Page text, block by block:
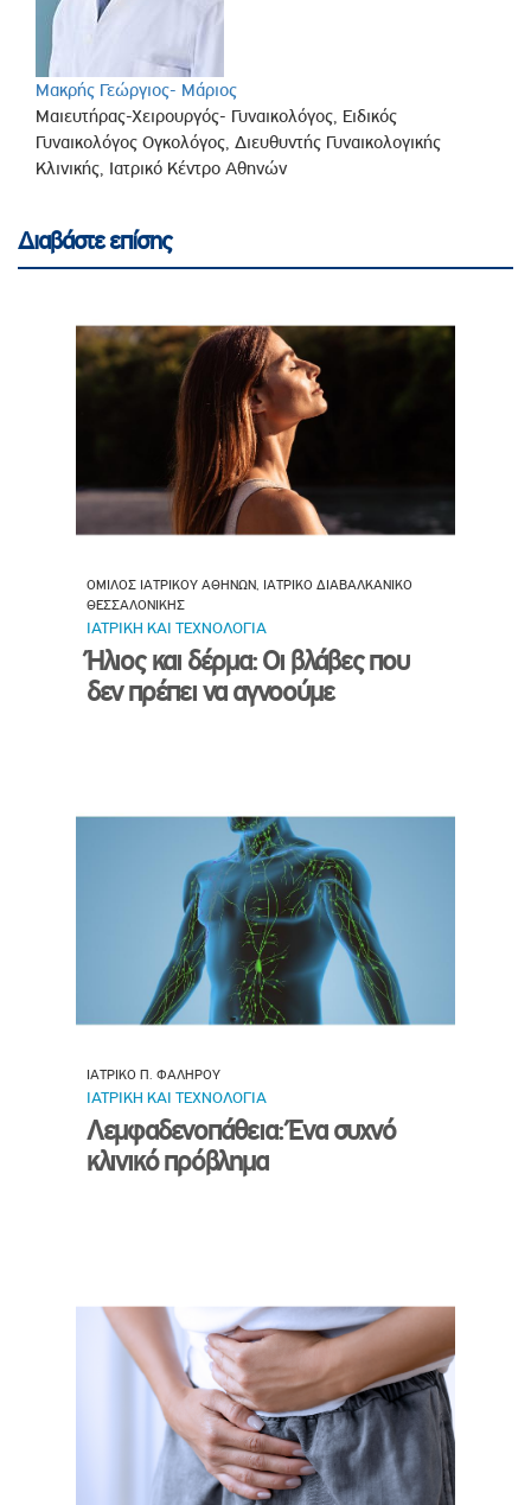
Μακρής Γεώργιος- Μάριος
Μαιευτήρας-Χειρουργός- Γυναικολόγος, Ειδικός
Γυναικολόγος Ογκολόγος, Διευθυντής Γυναικολογικής
Κλινικής, Ιατρικό Κέντρο Αθηνών
Διαβάστε επίσης
ΟΜΙΛΟΣ ΙΑΤΡΙΚΟΥ ΑΘΗΝΩΝ, ΙΑΤΡΙΚΟ ΔΙΑΒΑΛΚΑΝΙΚΟ
ΘΕΣΣΑΛΟΝΙΚΗΣ
ΙΑΤΡΙΚΗ ΚΑΙ ΤΕΧΝΟΛΟΓΙΑ
Ήλιος και δέρμα: Οι βλάβες που
δεν πρέπει να αγνοούμε
ΙΑΤΡΙΚΟ Π. ΦΑΛΗΡΟΥ
ΙΑΤΡΙΚΗ ΚΑΙ ΤΕΧΝΟΛΟΓΙΑ
Λεμφαδενοπάθεια: Ένα συχνό
κλινικό πρόβλημα